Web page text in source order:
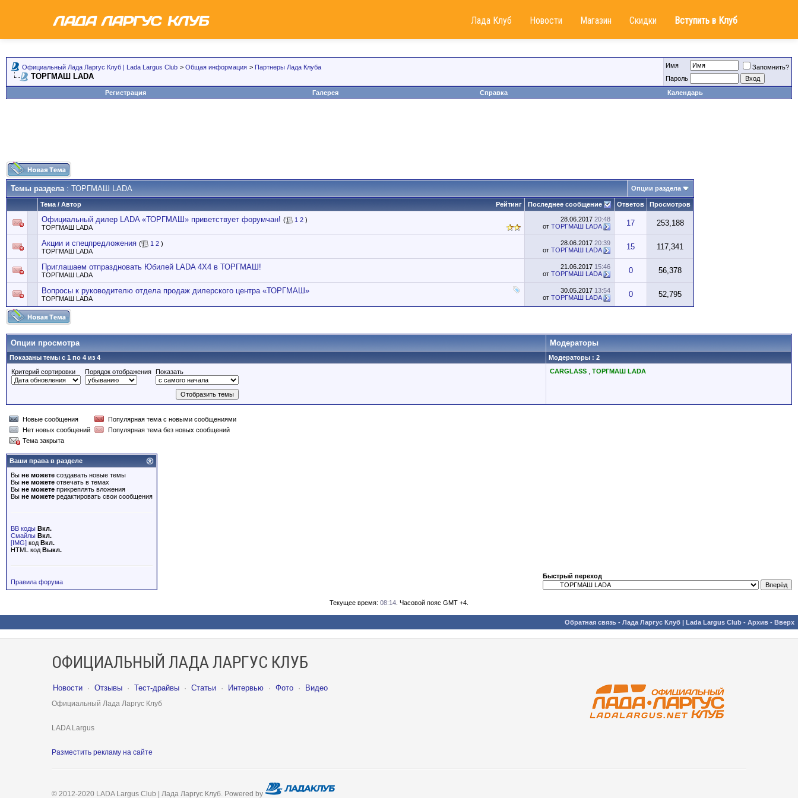
Лада Клуб Новости Магазин Скидки Вступить в Клуб
Официальный Лада Ларгус Клуб | Lada Largus Club > Общая информация > Партнеры Лада Клуба
ТОРГМАШ LADA
Имя
Запомнить?
Пароль
Регистрация
Галерея Справка Календарь
Темы раздела: ТОРГМАШ LADA Опции раздела
Рейтинг
Тема / Автор Последнее сообщение Ответов Просмотров
Официальный дилер LADA «ТОРГМАШ» приветствует форумчан! ( 1 2 )
ТОРГМАШ LADA
28.06.2017 20:48
от ТОРГМАШ LADA 17 253,188
Акции и спецпредложения ( 1 2 )
ТОРГМАШ LADA
28.06.2017 20:39
от ТОРГМАШ LADA 15 117,341
Приглашаем отпраздновать Юбилей LADA 4X4 в ТОРГМАШ!
ТОРГМАШ LADA
21.06.2017 15:46
от ТОРГМАШ LADA 0 56,378
Вопросы к руководителю отдела продаж дилерского центра «ТОРГМАШ»
ТОРГМАШ LADA
30.05.2017 13:54
от ТОРГМАШ LADA 0 52,795
Опции просмотра Модераторы
Показаны темы с 1 по 4 из 4
Модераторы : 2
Критерий сортировки
Порядок отображения Показать CARGLASS ТОРГМАШ LADA
Новые сообщения
Популярная тема с новыми сообщениями
Нет новых сообщений
Популярная тема без новых сообщений
Тема закрыта
Ваши права в разделе
Вы не можете создавать новые темы
Вы не можете отвечать в темах
Вы не можете прикреплять вложения
Вы не можете редактировать свои сообщения
BB коды Вкл.
Смайлы Вкл.
[IMG] код Вкл.
HTML код Выкл.
Правила форума
Быстрый переход
Текущее время: 08:14 . Часовой пояс GMT +4.
Обратная связь - Лада Ларгус Клуб | Lada Largus Club - Архив - Вверх
ОФИЦИАЛЬНЫЙ ЛАДА ЛАРГУС КЛУБ
Новости · Отзывы · Тест-драйвы · Статьи · Интервью · Фото · Видео
Официальный Лада Ларгус Клуб
LADA Largus
Разместить рекламу на сайте
© 2012-2020 LADA Largus Club | Лада Ларгус Клуб. Powered by